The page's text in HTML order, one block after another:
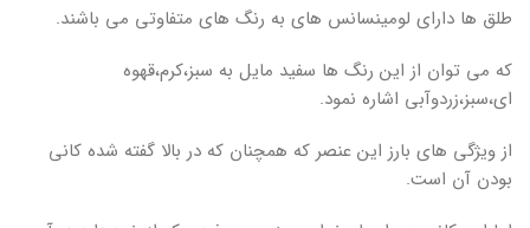
طلق ها دارای لومینسانس های به رنگ های متفاوتی می باشند.
که می توان از این رنگ ها سفید مایل به سبز،کرم،قهوه
ای،سبز،زردوآبی اشاره نمود.
از ویژگی های بارز این عنصر که همچنان که در بالا گفته شده کانی
بودن آن است.